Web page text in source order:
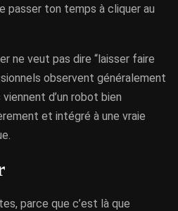
passer ton temps à cliquer au
ne veut pas dire “laisser faire
observent généralement
d’un robot bien
et intégré à une vraie
parce que c’est là que